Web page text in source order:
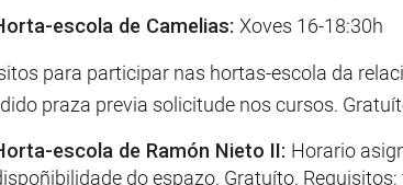
escola de Camelias: Xoves 16-18:30h
para participar nas hortas-escola da
praza previa solicitude nos cursos.
escola de Ramón Nieto II: Horario
do espazo. Gratuíto.